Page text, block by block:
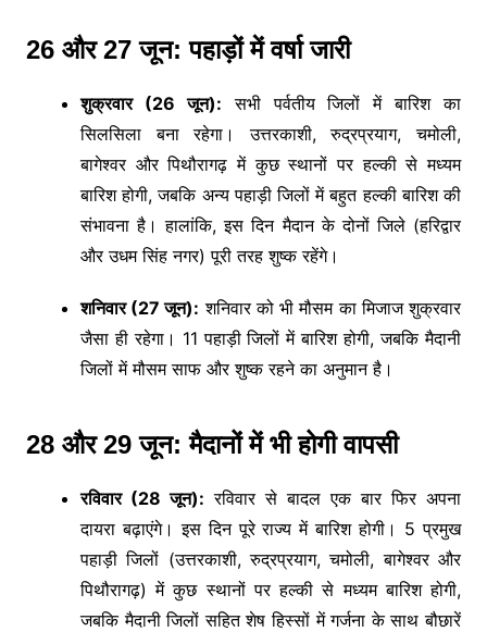
26 और 27 जून: पहाड़ों में वर्षा जारी
शुक्रवार (26 जून): सभी पर्वतीय जिलों में बारिश का
सिलसिला बना रहेगा। उत्तरकाशी, रुद्रप्रयाग, चमोली,
बागेश्वर और पिथौरागढ़ में कुछ स्थानों पर हल्की से मध्यम
बारिश होगी, जबकि अन्य पहाड़ी जिलों में बहुत हल्की बारिश की
संभावना है। हालांकि, इस दिन मैदान के दोनों जिले (हरिद्वार
और उधम सिंह नगर) पूरी तरह शुष्क रहेंगे।
शनिवार (27 जून): शनिवार को भी मौसम का मिजाज शुक्रवार
जैसा ही रहेगा। 11 पहाड़ी जिलों में बारिश होगी, जबकि मैदानी
जिलों में मौसम साफ और शुष्क रहने का अनुमान है।
28 और 29 जून: मैदानों में भी होगी वापसी
रविवार (28 जून): रविवार से बादल एक बार फिर अपना
दायरा बढ़ाएंगे। इस दिन पूरे राज्य में बारिश होगी। 5 प्रमुख
पहाड़ी जिलों (उत्तरकाशी, रुद्रप्रयाग, चमोली, बागेश्वर और
पिथौरागढ़) में कुछ स्थानों पर हल्की से मध्यम बारिश होगी,
जबकि मैदानी जिलों सहित शेष हिस्सों में गर्जना के साथ बौछारें